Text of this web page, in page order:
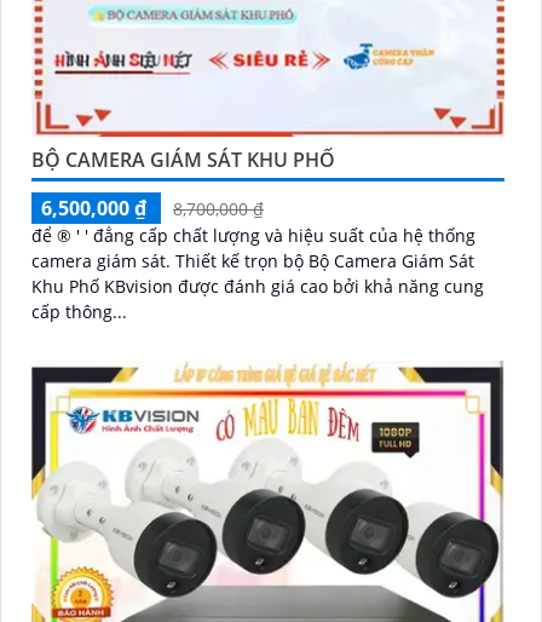
BỘ CAMERA GIÁM SÁT KHU PHỐ
6,500,000 ₫
8,700,000 ₫
để ®️ ' ' đẳng cấp chất lượng và hiệu suất của hệ thống
camera giám sát. Thiết kế trọn bộ Bộ Camera Giám Sát
Khu Phố KBvision được đánh giá cao bởi khả năng cung
cấp thông...